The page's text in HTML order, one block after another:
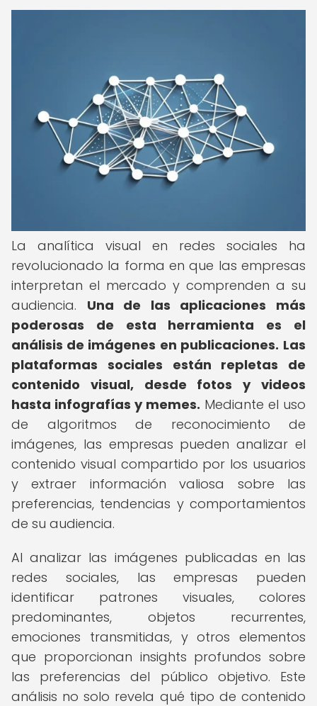
La analítica visual en redes sociales ha
revolucionado la forma en que las empresas
interpretan el mercado y comprenden a su
audiencia. Una de las aplicaciones más
poderosas de esta herramienta es el
análisis de imágenes en publicaciones. Las
plataformas sociales están repletas de
contenido visual, desde fotos y videos
hasta infografías y memes. Mediante el uso
de algoritmos de reconocimiento de
imágenes, las empresas pueden analizar el
contenido visual compartido por los usuarios
y extraer información valiosa sobre las
preferencias, tendencias y comportamientos
de su audiencia.
Al analizar las imágenes publicadas en las
redes sociales, las empresas pueden
identificar patrones visuales, colores
predominantes, objetos recurrentes,
emociones transmitidas, y otros elementos
que proporcionan insights profundos sobre
las preferencias del público objetivo. Este
análisis no solo revela qué tipo de contenido